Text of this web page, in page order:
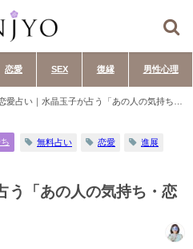
恋愛 SEX 復縁 男性心理
愛占い｜水晶玉子が占う「あの人の気持ち・
無料占い 恋愛 進展
う「あの人の気持ち・恋